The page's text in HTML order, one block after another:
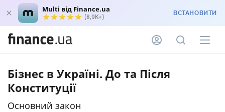
Multi від Finance.ua
(8,9K+) ВСТАНОВИТИ
Бізнес в Україні. До та Після
Конституції
Основний закон